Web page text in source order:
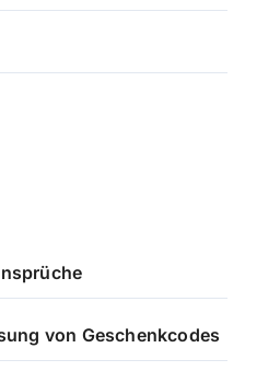
von Geschenkcodes